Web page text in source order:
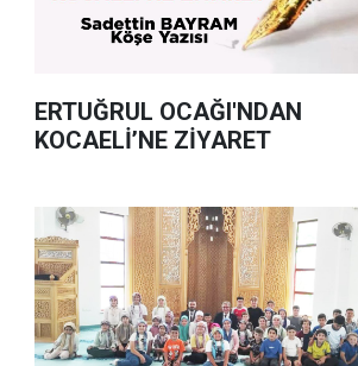
ERTUĞRUL OCAĞI'NDAN
KOCAELİ’NE ZİYARET